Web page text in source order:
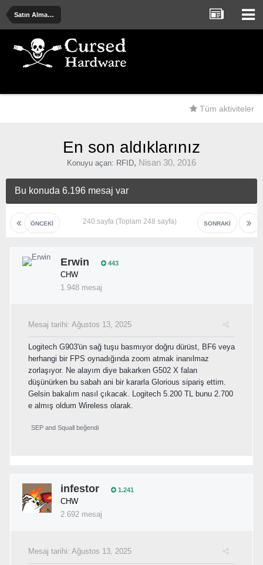
Satın Alma Önerileri - Deneyimler - Uyarılar
Tüm aktiviteler
En son aldıklarınız
Konuyu açan: RFID, Nisan 30, 2016
Bu konuda 6.196 mesaj var
ÖNCEKI SONRAKI
240.sayfa (Toplam 248 sayfa)
Erwin 443
CHW
1.948 mesaj
Mesaj tarihi: Ağustos 13, 2025
Logitech G903'ün sağ tuşu basmıyor doğru dürüst, BF6 veya
herhangi bir FPS oynadığında zoom atmak inanılmaz
zorlaşıyor. Ne alayım diye bakarken G502 X falan
düşünürken bu sabah ani bir kararla Glorious sipariş ettim.
Gelsin bakalım nasıl çıkacak. Logitech 5.200 TL bunu 2.700
e almış oldum Wireless olarak.
SEP and Squall beğendi
infestor 1.241
CHW
2.692 mesaj
Mesaj tarihi: Ağustos 13, 2025